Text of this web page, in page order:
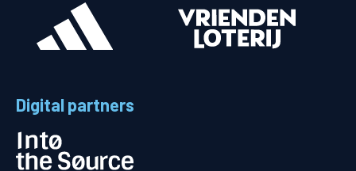
Digital partners